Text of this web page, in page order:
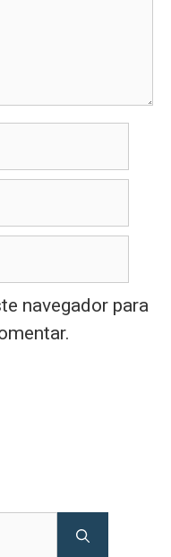
navegador para